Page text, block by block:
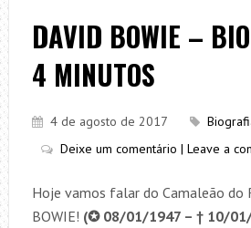
DAVID BOWIE –
4 MINUTOS
4 de agosto de 2017
Deixe um comentário | Leave a
Hoje vamos falar do Camaleão do
BOWIE! (✪ 08/01/1947 – † 10/